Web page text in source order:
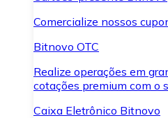
Comercialize nossos
Bitnovo OTC
Realize operações em
cotações premium com o
Caixa Eletrônico Bitnovo